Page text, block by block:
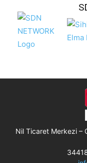
Nil Ticaret Merkezi –